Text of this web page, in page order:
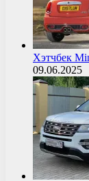
Хэтчбек
09.06.2025